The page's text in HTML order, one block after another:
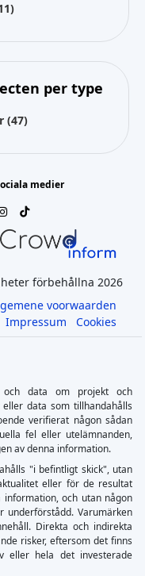
per type
(47)
medier
förbehållna 2026
voorwaarden
Impressum Cookies
och data om projekt och
data som tillhandahålls
verifierat någon sådan
fel eller utelämnanden,
av denna information.
"i befintligt skick", utan
eller för de resultat
och utan någon
underförstådd. Varumärken
Direkta och indirekta
risker, eftersom det finns
hela det investerade